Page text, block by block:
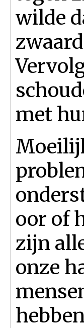
wilde
met
oor of
zijn
onze